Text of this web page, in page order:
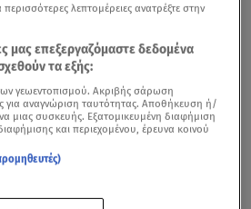
λεπτομέρειες ανατρέξτε στην
μας επεξεργαζόμαστε δεδομένα
τα εξής:
γεωεντοπισμού. Ακριβής σάρωση
για αναγνώριση ταυτότητας. Αποθήκευση ή/
μιας συσκευής. Εξατομικευμένη διαφήμιση
και περιεχομένου, έρευνα κοινού